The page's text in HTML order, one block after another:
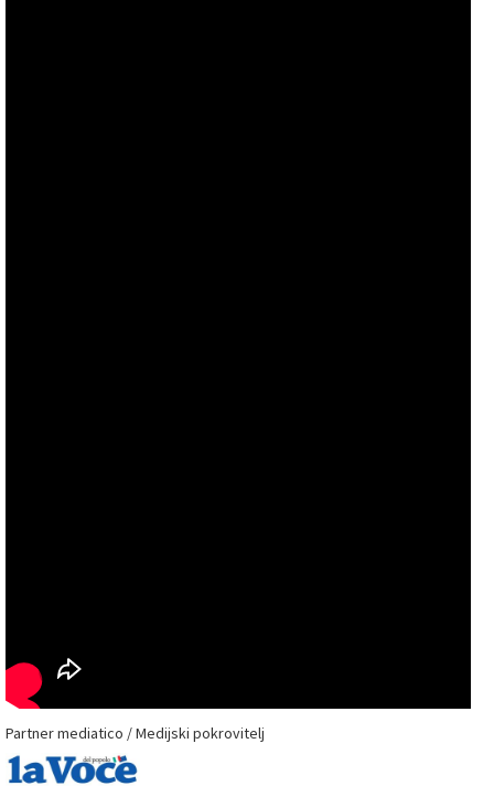
Partner mediatico / Medijski pokrovitelj